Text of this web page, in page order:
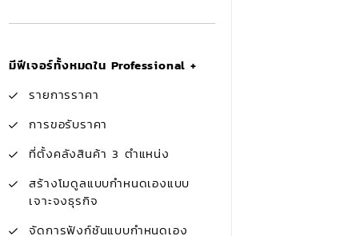
มีฟีเจอร์ทั้งหมดใน Professional +
รายการราคา
การขอรับราคา
ที่ตั้งคลังสินค้า 3 ตำแหน่ง
สร้างโมดูลแบบกำหนดเองแบบ
เจาะจงธุรกิจ
จัดการฟังก์ชันแบบกำหนดเอง